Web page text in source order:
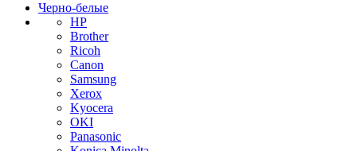
Черно-белые
HP
Brother
Ricoh
Canon
Samsung
Xerox
Kyocera
OKI
Panasonic